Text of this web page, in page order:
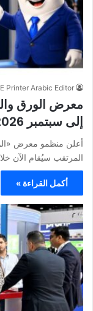
Printer Arabic Editor
معرض الورق
إلى سبتمبر 2026
أعلن منظمو معرض
المرتقب سيُقام الآن خلال الفترة من
أكمل القراءة »